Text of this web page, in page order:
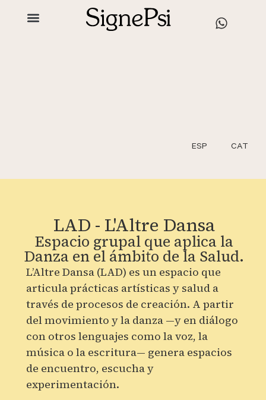
ESP CAT
LAD - L'Altre Dansa
Espacio grupal que aplica la
Danza en el ámbito de la Salud.
L’Altre Dansa (LAD) es un espacio que
articula prácticas artísticas y salud a
través de procesos de creación. A partir
del movimiento y la danza —y en diálogo
con otros lenguajes como la voz, la
música o la escritura— genera espacios
de encuentro, escucha y
experimentación.